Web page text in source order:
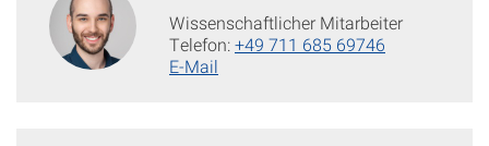
Wissenschaftlicher Mitarbeiter
Telefon:+49 711 685 69746
E-Mail